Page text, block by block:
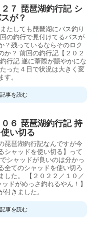
７ 琵琶湖釣行記 シ
が？
たしても琵琶湖にバス釣り
の釣行で見付けてるバスが
？残っているならそのロク
か？ 前回の釣行記【２０２
行記 遂に葦際が賑やかにな
った４日で状況は大きく変
す。
記事を読む
６ 琵琶湖釣行記 持
い切る
琵琶湖釣行記なんですが今
シャッドを使い切る】って
シャッドが良いのは分かっ
全てのシャッドを使い切ろ
した。 【２０２２／１０／
ドがめっさ釣れるやん！】
付きました。
記事を読む